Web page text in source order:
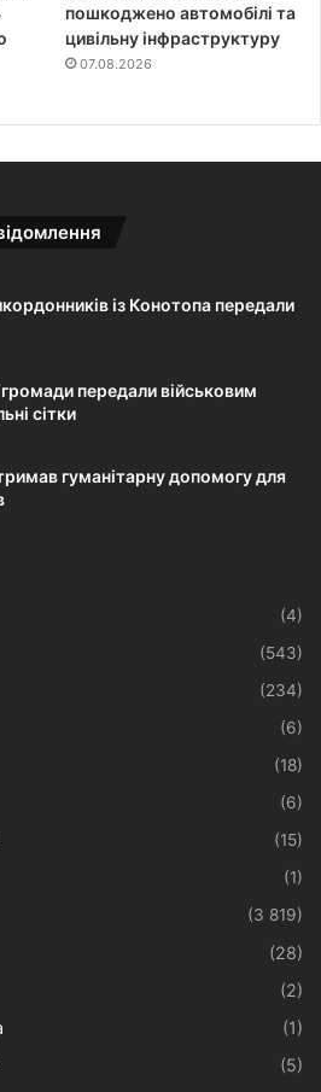
пошкоджено автомобілі та
цивільну інфраструктуру
07.08.2026
із Конотопа передали
передали військовим
сітки
гуманітарну допомогу для
(4)
(543)
(234)
(6)
(18)
(6)
(15)
(1)
(3 819)
(28)
(2)
(1)
(5)